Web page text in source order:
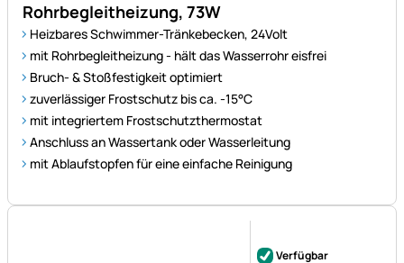
Bruch- & Stoßfestigkeit optimiert
zuverlässiger Frostschutz bis ca. -15°C
mit integriertem Frostschutzthermostat
Anschluss an Wassertank oder Wasserleitung
mit Ablaufstopfen für eine einfache Reinigung
Noch keine Bewertungen